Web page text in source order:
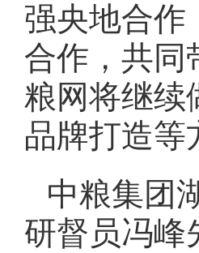
强央地合作
合作，共同
粮网将继续
品牌打造等
中粮集团
研督员冯峰